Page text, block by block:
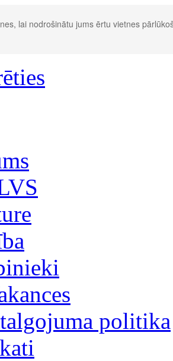
lai nodrošinātu jums ērtu vietnes
politika